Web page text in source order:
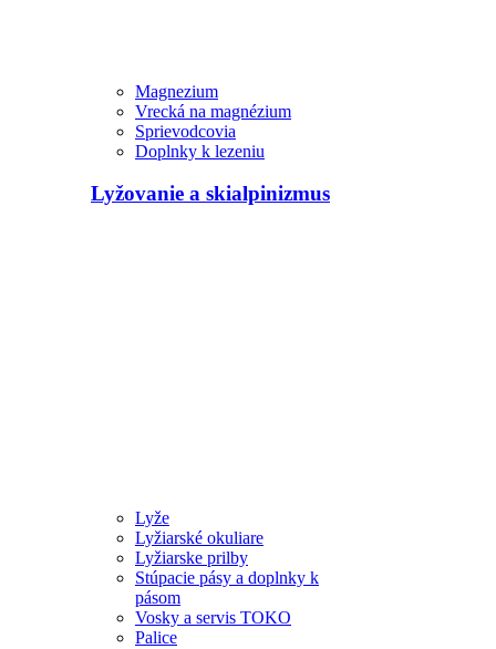
Magnezium
Vrecká na magnézium
Sprievodcovia
Doplnky k lezeniu
Lyžovanie a skialpinizmus
Lyže
Lyžiarské okuliare
Lyžiarske prilby
Stúpacie pásy a doplnky k
pásom
Vosky a servis TOKO
Palice